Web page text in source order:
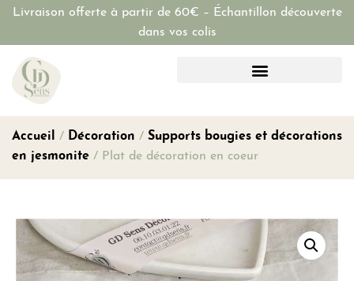
Livraison offerte à partir de 60€ – Échantillon découverte
dans vos colis
Accueil / Décoration / Supports bougies et décorations
en jesmonite / Plat de décoration en coeur